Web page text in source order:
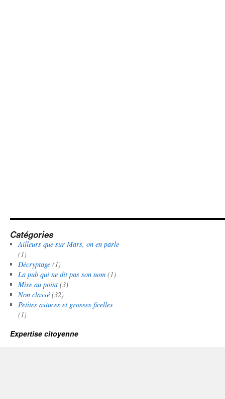
Catégories
Ailleurs que sur Mars, on en parle
(1)
Décryptage(1)
La pub qui ne dit pas son nom(1)
Mise au point(3)
Non classé(32)
Petites astuces et grosses ficelles
(1)
Expertise citoyenne